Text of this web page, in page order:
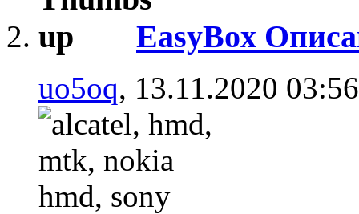
EasyBox
uo5oq, 13.11.2020 03:56